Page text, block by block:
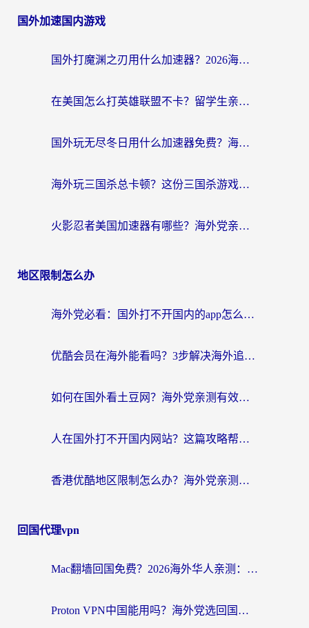
国外加速国内游戏
国外打魔渊之刃用什么加速器？2026海外玩家国服游戏加速全攻略（附闪耀暖暖&复苏的魔女避坑指南）
在美国怎么打英雄联盟不卡？留学生亲测的国服游戏加速全攻略
国外玩无尽冬日用什么加速器免费？海外党国服游戏加速避坑指南
海外玩三国杀总卡顿？这份三国杀游戏加速器指南帮你告别延迟烦恼
火影忍者美国加速器有哪些？海外党亲测的国服游戏加速全攻略（含菲律宾玩三国之刃守望黎明技巧）
地区限制怎么办
海外党必看：国外打不开国内的app怎么办？3步解决你的乡愁
优酷会员在海外能看吗？3步解决海外追剧难题，附实测好用加速器推荐
如何在国外看土豆网？海外党亲测有效的追剧加速器选择指南
人在国外打不开国内网站？这篇攻略帮你无缝解锁国内资源（附交管12123使用技巧）
香港优酷地区限制怎么办？海外党亲测有效的追剧解决方案
回国代理vpn
Mac翻墙回国免费？2026海外华人亲测：从CCTV5直播到国内APP，这样选加速器才靠谱
Proton VPN中国能用吗？海外党选回国加速器的避坑指南（附番茄加速器实测）